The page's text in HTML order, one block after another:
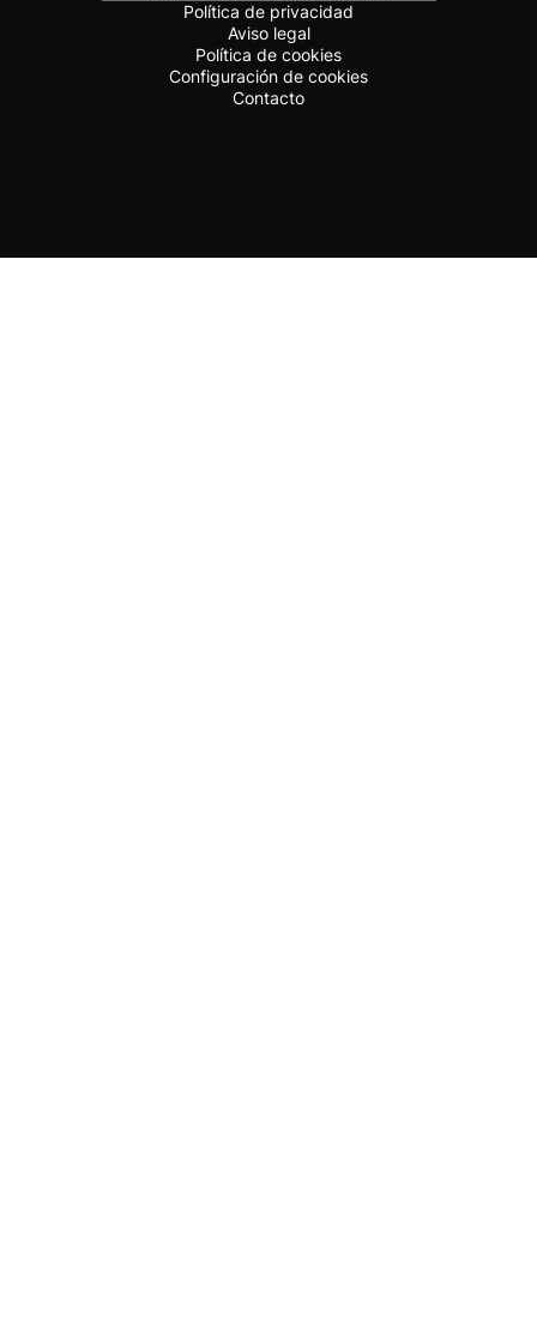
Política de privacidad
Aviso legal
Política de cookies
Configuración de cookies
Contacto